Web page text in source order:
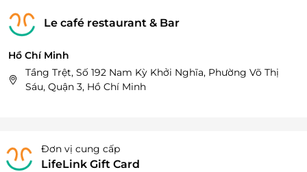
Le café restaurant & Bar
Hồ Chí Minh
Tầng Trệt, Số 192 Nam Kỳ Khởi Nghĩa, Phường Võ Thị
Sáu, Quận 3, Hồ Chí Minh
Đơn vị cung cấp
LifeLink Gift Card